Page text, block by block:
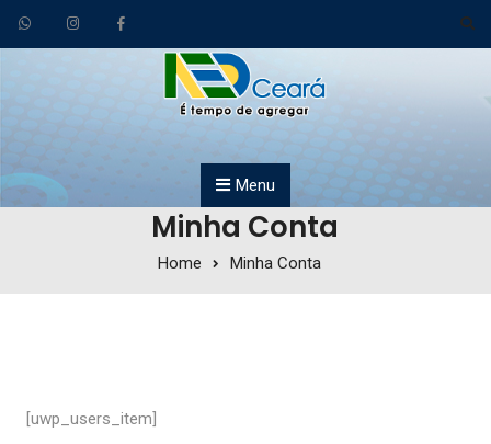
Skip to content
Menu
Minha Conta
Home Minha Conta
[uwp_users_item]